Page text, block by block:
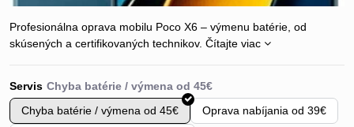
Profesionálna oprava mobilu Poco X6 – výmenu batérie, od
skúsených a certifikovaných technikov. Čítajte viac
Servis
Chyba batérie / výmena od 45€
Oprava nabíjania od 39€